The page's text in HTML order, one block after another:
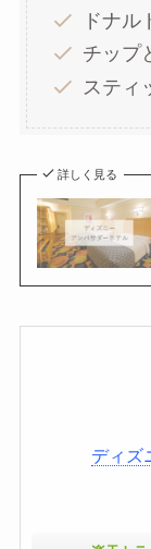
ドナル
チップ
スティ
詳しく見る
ディズ